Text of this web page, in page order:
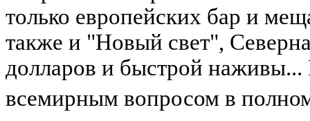
только европейских бар и
также и "Новый свет",
долларов и быстрой наживы...
всемирным вопросом в